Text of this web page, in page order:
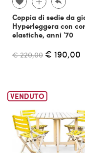
Coppia di sedie da
Hyperleggera con
elastiche, anni '70
€ 220,00 € 190,00
VENDUTO